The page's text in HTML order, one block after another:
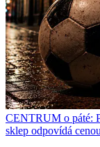
CENTRUM o páté:
sklep odpovídá